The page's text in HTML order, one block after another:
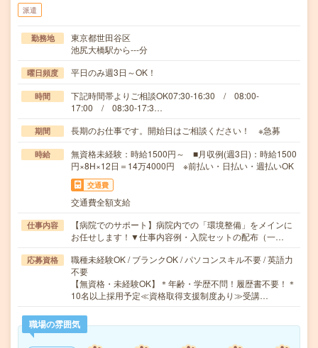
派遣
勤務地
東京都世田谷区
池尻大橋駅から---分
曜日頻度 平日のみ週3日～OK！
時間
下記時間帯よりご相談OK07:30-16:30 / 08:00-
17:00 / 08:30-17:3…
期間 長期のお仕事です。開始日はご相談ください！ ※急募
時給
無資格未経験：時給1500円～ ■月収例(週3日)：時給1500
円×8H×12日＝14万4000円 ※前払い・日払い・週払いOK
交通費
交通費全額支給
仕事内容
【病院でのサポート】病院内での「環境整備」をメインに
お任せします！▼仕事内容例・入院セットの配布（一…
応募資格
職種未経験OK / ブランクOK / パソコンスキル不要 / 英語力
不要
【無資格・未経験OK】＊年齢・学歴不問！履歴書不要！＊
10名以上採用予定≪資格取得支援制度あり≫受講…
職場の雰囲気